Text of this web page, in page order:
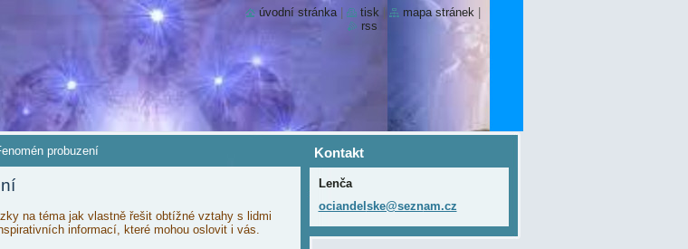
probuzení
na téma jak vlastně řešit obtížné vztahy s lidmi
informací, které mohou oslovit i vás.
Kontakt
Lenča
ociandel ske@seznam.cz
úvodní stránka tisk mapa stránek
rss